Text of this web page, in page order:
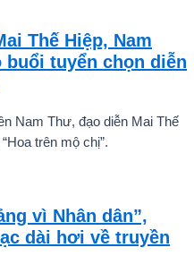
Thế Hiệp, Nam
tuyển chọn diễn
Nam Thư, đạo diễn Mai Thế
trên mộ chị”.
vì Nhân dân”,
dài hơi về truyền